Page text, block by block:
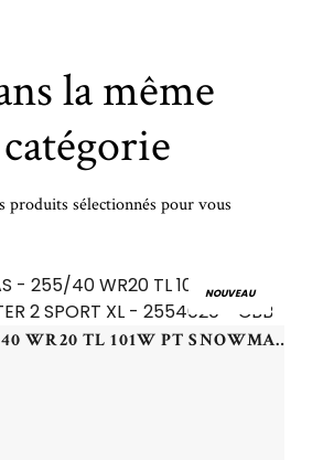
la même
catégorie
produits sélectionnés pour vous
NOUVEAU
PETLAS - 255/40 WR20 TL 101W PT SNOWMASTER 2 SPORT XL - 2554020 - CBB